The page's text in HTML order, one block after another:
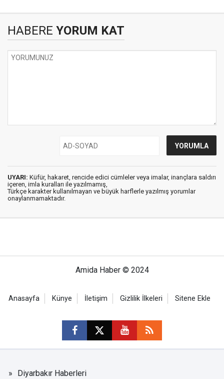
HABERE YORUM KAT
UYARI: Küfür, hakaret, rencide edici cümleler veya imalar, inançlara saldırı
içeren, imla kuralları ile yazılmamış,
Türkçe karakter kullanılmayan ve büyük harflerle yazılmış yorumlar
onaylanmamaktadır.
Amida Haber © 2024
Anasayfa Künye İletişim Gizlilik İlkeleri Sitene Ekle
Diyarbakır Haberleri